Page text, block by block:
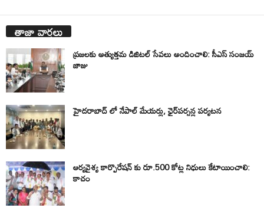
తాజా వార్తలు
ప్రజలకు అత్యుత్తమ డిజిటల్ సేవలు అందించాలి: సీఎస్ సంజయ్
జాజు
హైదరాబాద్ లో నేపాల్ మేయర్లు, ఛైర్‌పర్సన్ల పర్యటన
ఆర్యవైశ్య కార్పొరేషన్ కు రూ.500 కోట్ల నిధులు కేటాయించాలి:
కాచం